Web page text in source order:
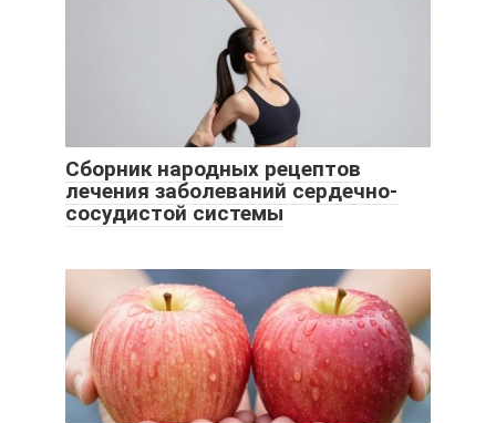
Сборник народных рецептов
лечения заболеваний сердечно-
сосудистой системы